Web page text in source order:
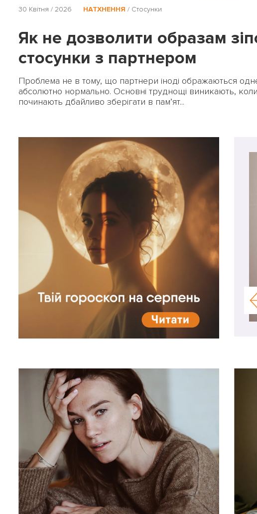
30 Квітня / 2026 НАТХНЕННЯ / Стосунки
Як не дозволити образам
стосунки з партнером
Проблема не в тому, що партнери іноді ображаються
абсолютно нормально. Основні труднощі виникають,
починають дбайливо зберігати в пам’ят...
Жіночі парфуми з
пляжним вайбом